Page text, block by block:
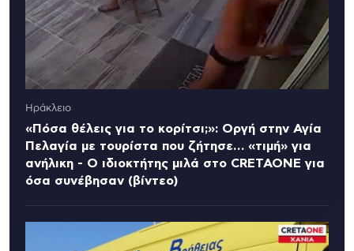
Ηράκλειο
«Πόσα θέλεις για το κορίτσι;»: Οργή στην Αγία
Πελαγία με τουρίστα που ζήτησε… «τιμή» για
ανήλικη - Ο ιδιοκτήτης μιλά στο CRETAONE για
όσα συνέβησαν (βίντεο)